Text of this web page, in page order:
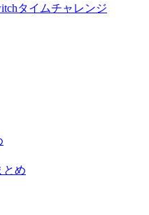
タイムチャレンジ
とめ